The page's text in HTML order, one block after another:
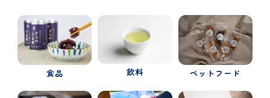
食品 飲料 ペットフード